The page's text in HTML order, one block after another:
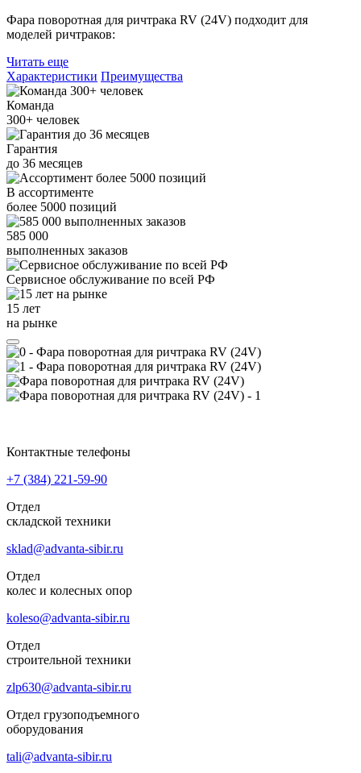
Фара поворотная для ричтрака RV (24V) подходит для
моделей ричтраков:
Читать еще
Характеристики Преимущества
Команда
300+ человек
Гарантия
до 36 месяцев
В ассортименте
более 5000 позиций
585 000
выполненных заказов
Сервисное обслуживание по всей РФ
15 лет
на рынке
Контактные телефоны
+7 (384) 221-59-90
Отдел
складской техники
sklad@advanta-sibir.ru
Отдел
колес и колесных опор
koleso@advanta-sibir.ru
Отдел
строительной техники
zlp630@advanta-sibir.ru
Отдел грузоподъемного
оборудования
tali@advanta-sibir.ru